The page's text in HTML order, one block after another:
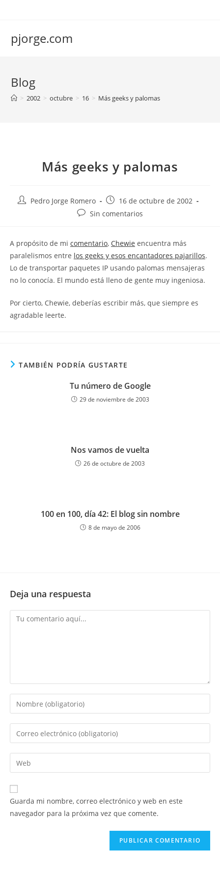
pjorge.com
Blog
> 2002 > octubre > 16 > Más geeks y palomas
Más geeks y palomas
AutorPedro Jorge Romero
Publicación
de
16 de octubre de 2002
Comentarios
entrada:
Sin comentarios
A propósito de mi comentario, Chewie encuentra más
paralelismos entre los geeks y esos encantadores pajarillos.
Lo de transportar paquetes IP usando palomas mensajeras
no lo conocía. El mundo está lleno de gente muy ingeniosa.
Por cierto, Chewie, deberías escribir más, que siempre es
agradable leerte.
TAMBIÉN PODRÍA GUSTARTE
Tu número de Google
29 de noviembre de 2003
Nos vamos de vuelta
26 de octubre de 2003
100 en 100, día 42: El blog sin nombre
8 de mayo de 2006
Deja una respuesta
Comentario
Introduce
tu
nombre
de
usuario
para
comentar
Introduce
tu
dirección
de
electrónico
para
comentar
Introduce
la
URL
de
Guarda mi nombre, correo electrónico y web en este
navegador para la próxima vez que comente.